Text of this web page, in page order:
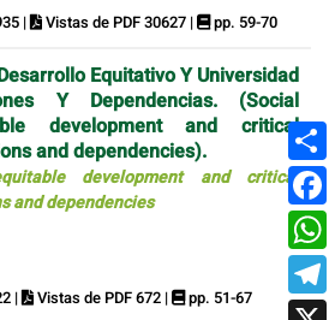
| Vistas de PDF 30627 | pp. 59-70
Equitativo Y Universidad
Y Dependencias. (Social
development and critical
and dependencies).
development and critical
and dependencies
| Vistas de PDF 672 | pp. 51-67